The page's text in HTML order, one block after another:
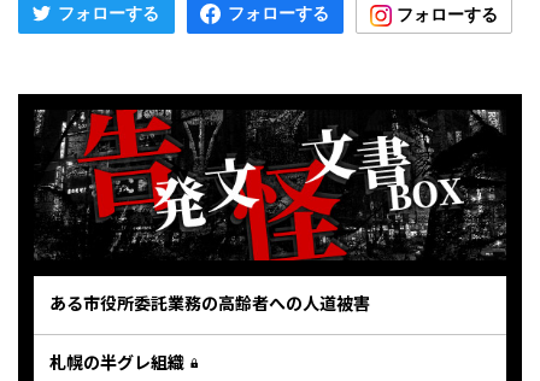
ある市役所委託業務の高齢者への人道被害
札幌の半グレ組織